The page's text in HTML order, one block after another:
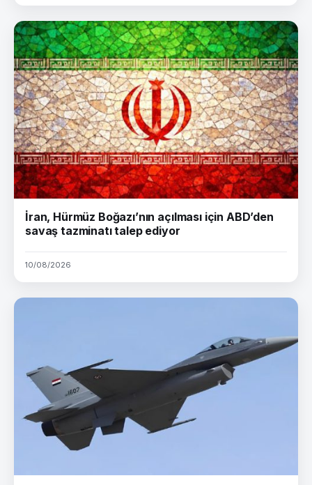
İran, Hürmüz Boğazı’nın açılması için ABD’den
savaş tazminatı talep ediyor
10/08/2026